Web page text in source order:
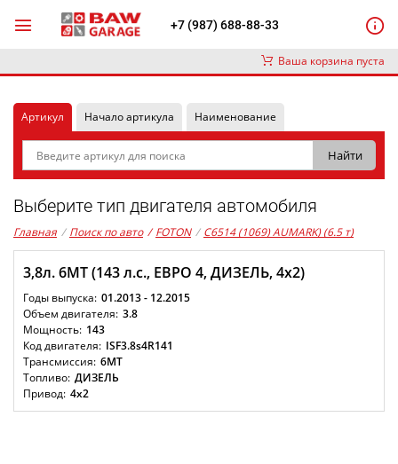
+7 (987) 688-88-33
Ваша корзина пуста
Артикул Начало артикула Наименование
Выберите тип двигателя автомобиля
Главная / Поиск по авто / FOTON / C6514 (1069) AUMARK) (6.5 т)
3,8л. 6MT (143 л.с., ЕВРО 4, ДИЗЕЛЬ, 4x2)
01.2013 - 12.2015
3.8
143
ISF3.8s4R141
6MT
ДИЗЕЛЬ
4x2